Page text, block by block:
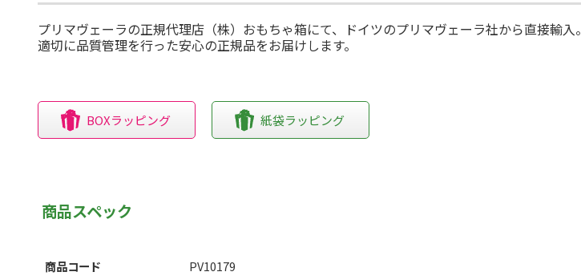
プリマヴェーラの正規代理店（株）おもちゃ箱にて、ドイツのプリマヴェーラ社から直接輸入。
適切に品質管理を行った安心の正規品をお届けします。
BOXラッピング 紙袋ラッピング
商品スペック
商品コード
PV10179